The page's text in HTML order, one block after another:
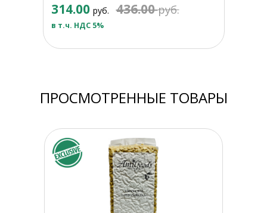
314.00 руб. 436.00руб.
в т.ч. НДС 5%
ПРОСМОТРЕННЫЕ ТОВАРЫ